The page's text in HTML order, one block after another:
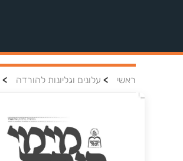
ראשי > עלונים וגליונות להורדה >